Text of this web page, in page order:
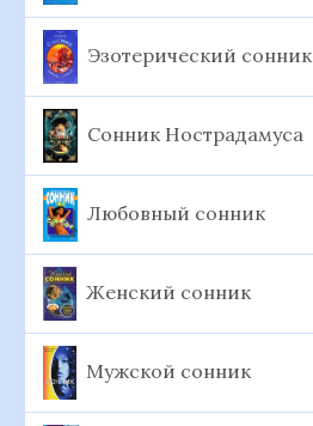
Эзотерический сонник
Сонник Нострадамуса
Любовный сонник
Женский сонник
Мужской сонник